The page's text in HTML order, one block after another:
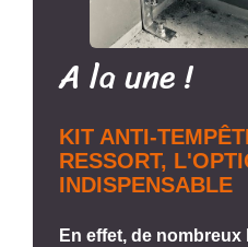
A la une !
KIT ANTI-
RESSORT,
INDISPENSABLE
En effet, de